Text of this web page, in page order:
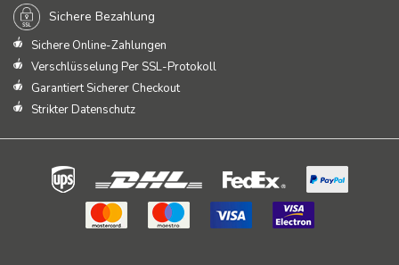
Sichere Bezahlung
Sichere Online-Zahlungen
Verschlüsselung Per SSL-Protokoll
Garantiert Sicherer Checkout
Strikter Datenschutz